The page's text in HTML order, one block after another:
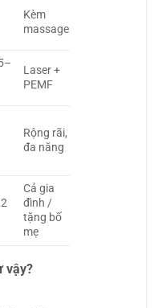
Kèm
massage
Laser +
PEMF
Rộng rãi,
đa năng
Cả gia
đình /
tặng bố
mẹ
vậy?